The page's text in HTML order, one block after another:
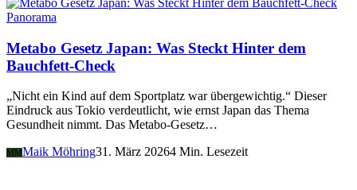
Panorama
Metabo Gesetz Japan: Was Steckt Hinter dem
Bauchfett-Check
„Nicht ein Kind auf dem Sportplatz war übergewichtig.“ Dieser
Eindruck aus Tokio verdeutlicht, wie ernst Japan das Thema
Gesundheit nimmt. Das Metabo-Gesetz…
MM Maik Möhring31. März 20264 Min. Lesezeit